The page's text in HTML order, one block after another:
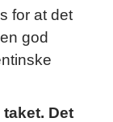
for at det
god
Det